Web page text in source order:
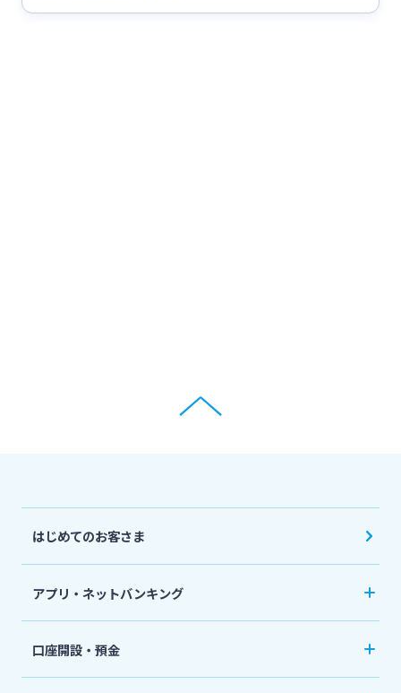
はじめてのお客さま
アプリ・ネットバンキング
個人向けネットバンキングサービス「いっちゃ
口座開設・預金